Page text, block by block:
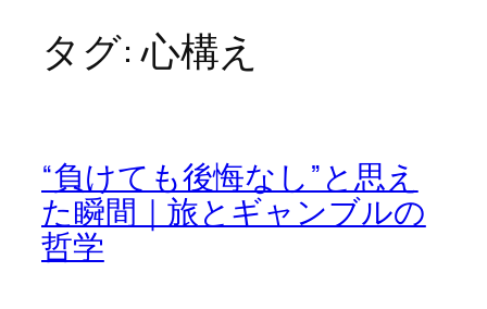
タグ:心構え
“負けても後悔なし”と思え
た瞬間｜旅とギャンブルの
哲学